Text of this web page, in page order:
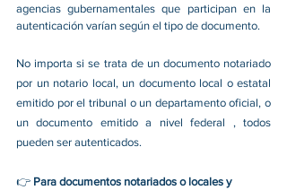
agencias gubernamentales que participan en la
autenticación varían según el tipo de documento.
No importa si se trata de un documento notariado
por un notario local, un documento local o estatal
emitido por el tribunal o un departamento oficial, o
un documento emitido a nivel federal , todos
pueden ser autenticados.
👉 Para documentos notariados o locales y